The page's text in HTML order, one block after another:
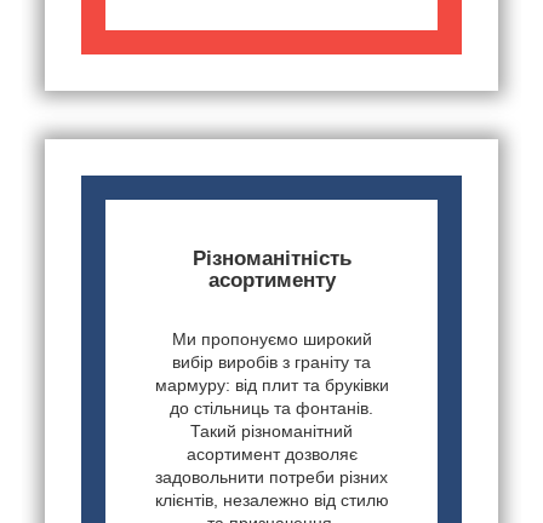
Різноманітність
асортименту
Ми пропонуємо широкий
вибір виробів з граніту та
мармуру: від плит та бруківки
до стільниць та фонтанів.
Такий різноманітний
асортимент дозволяє
задовольнити потреби різних
клієнтів, незалежно від стилю